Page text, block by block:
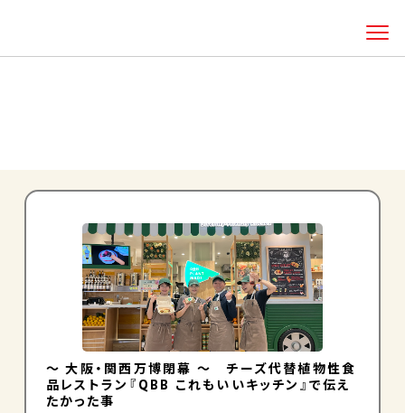
～ 大阪・関西万博閉幕 ～ チーズ代替植物性食
品レストラン『QBB これもいいキッチン』で伝え
たかった事